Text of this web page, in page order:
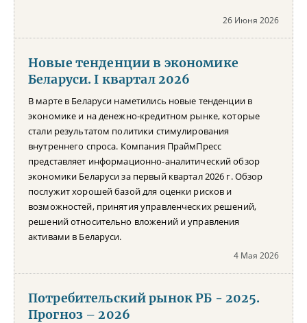
26 Июня 2026
Новые тенденции в экономике
Беларуси. I квартал 2026
В марте в Беларуси наметились новые тенденции в
экономике и на денежно-кредитном рынке, которые
стали результатом политики стимулирования
внутреннего спроса. Компания ПраймПресс
представляет информационно-аналитический обзор
экономики Беларуси за первый квартал 2026 г. Обзор
послужит хорошей базой для оценки рисков и
возможностей, принятия управленческих решений,
решений относительно вложений и управления
активами в Беларуси.
4 Мая 2026
Потребительский рынок РБ - 2025.
Прогноз – 2026